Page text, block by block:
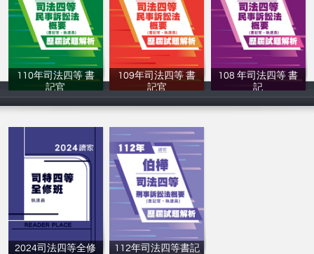
110年司法四等 書
記官
讀家補習班
109年司法四等 書
記官
讀家補習班
108 年司法四等 書
記
讀家補習班
2024司法四等全修
112年司法四等書記